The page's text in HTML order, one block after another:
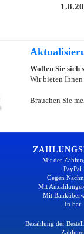
Wollen Sie sich
Wir bieten
Brauchen Sie
Mit der
PayPal
Gegen
Mit
Mit
In bar
Bezahlung der
Zahlung